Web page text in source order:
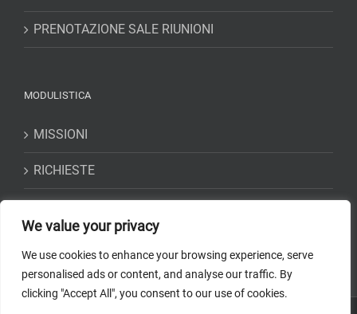
We value your privacy
We use cookies to enhance your browsing experience, serve
personalised ads or content, and analyse our traffic. By
clicking "Accept All", you consent to our use of cookies.
PRENOTAZIONE SALE RIUNIONI
MODULISTICA
MISSIONI
RICHIESTE